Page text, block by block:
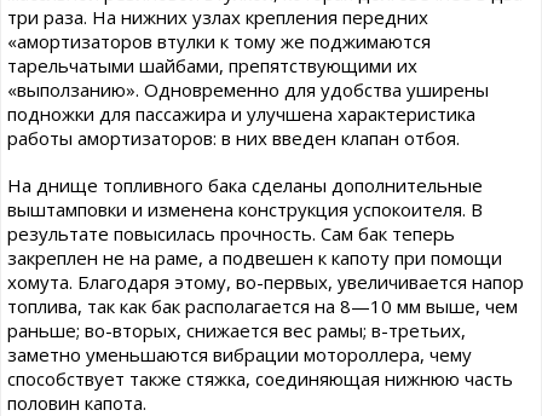
три раза. На нижних узлах крепления передних
«амортизаторов втулки к тому же поджимаются
тарельчатыми шайбами, препятствующими их
«выползанию». Одновременно для удобства уширены
подножки для пассажира и улучшена характеристика
работы амортизаторов: в них введен клапан отбоя.
На днище топливного бака сделаны дополнительные
выштамповки и изменена конструкция успокоителя. В
результате повысилась прочность. Сам бак теперь
закреплен не на раме, а подвешен к капоту при помощи
хомута. Благодаря этому, во-первых, увеличивается напор
топлива, так как бак располагается на 8—10 мм выше, чем
раньше; во-вторых, снижается вес рамы; в-третьих,
заметно уменьшаются вибрации мотороллера, чему
способствует также стяжка, соединяющая нижнюю часть
половин капота.